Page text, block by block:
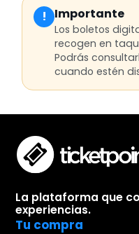
! Importante
Los boletos
recogen en
Podrás
cuando estén
La plataforma que
experiencias.
Tu compra